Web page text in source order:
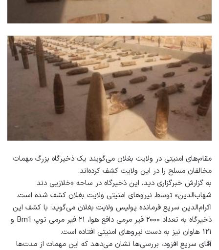
مقام‌های امنیتی در ولایت بغلان می‌گویند یک ذخیرگاه بزرگ مهمات
مخالفان مسلح را در این ولایت کشف کرده‌اند.
به گزارش خبرگزاری دید، این ذخیرگاه در ساحه «خلازیی دند
شهاب‌الدین» توسط نیروهای امنیتی ولایت بغلان کشف شده است.
اکرام‌الدین سریع فرمانده پولیس ولایت بغلان می‌گوید: با کشف این
ذخیرگاه به تعداد ۲۰۰۰ فیر مرمی دافع هوا، ۲۱ فیر مرمی توپ Bm1 و
۱۲۱ هاوان نیز به دست نیروهای امنیتی افتاده است.
آقای سریع افزود، بررسی‌ها نشان می‌دهد که این مهمات از مدت‌ها